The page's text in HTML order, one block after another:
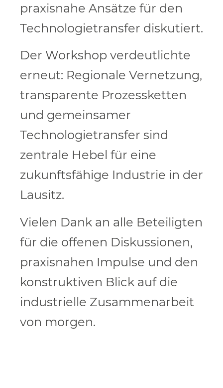
praxisnahe Ansätze für den
Technologietransfer diskutiert.
Der Workshop verdeutlichte
erneut: Regionale Vernetzung,
transparente Prozessketten
und gemeinsamer
Technologietransfer sind
zentrale Hebel für eine
zukunftsfähige Industrie in der
Lausitz.
Vielen Dank an alle Beteiligten
für die offenen Diskussionen,
praxisnahen Impulse und den
konstruktiven Blick auf die
industrielle Zusammenarbeit
von morgen.